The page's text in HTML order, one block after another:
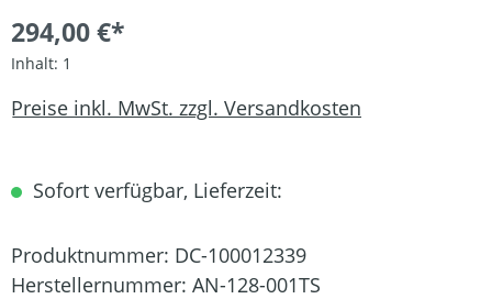
294,00 €*
Inhalt: 1
Preise inkl. MwSt. zzgl. Versandkosten
Sofort verfügbar, Lieferzeit:
Produktnummer: DC-100012339
Herstellernummer: AN-128-001TS